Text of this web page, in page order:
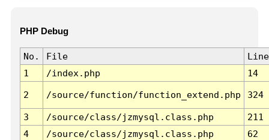
PHP Debug
No. File
Line
1
/index.php 14
2 /source/function/function_extend.php 324
3 /source/class/jzmysql.class.php
211
4
/source/class/jzmysql.class.php
62